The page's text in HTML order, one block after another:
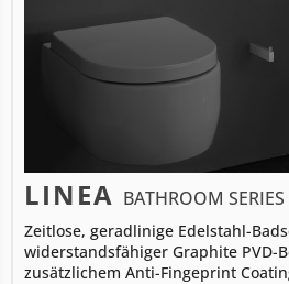
LINEA BATHROOM SERIES
Zeitlose, geradlinige Edelstahl-
widerstandsfähiger Graphite PVD-
zusätzlichem Anti-Fingeprint